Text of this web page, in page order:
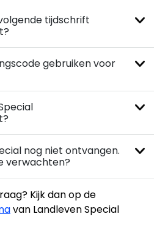
tijdschrift
gebruiken voor
nog niet ontvangen.
verwachten?
Kijk dan op de
van Landleven Special